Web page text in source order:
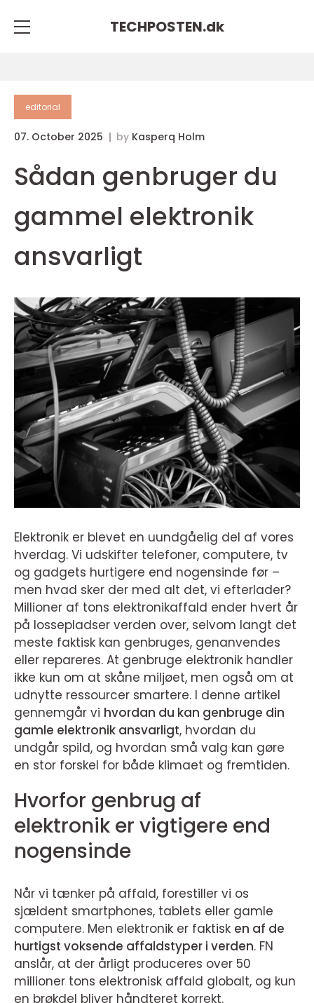
TECHPOSTEN.dk
editorial
07. October 2025 by Kasperq Holm
Sådan genbruger du
gammel elektronik
ansvarligt
Elektronik er blevet en uundgåelig del af vores
hverdag. Vi udskifter telefoner, computere, tv
og gadgets hurtigere end nogensinde før –
men hvad sker der med alt det, vi efterlader?
Millioner af tons elektronikaffald ender hvert år
på lossepladser verden over, selvom langt det
meste faktisk kan genbruges, genanvendes
eller repareres. At genbruge elektronik handler
ikke kun om at skåne miljøet, men også om at
udnytte ressourcer smartere. I denne artikel
gennemgår vi hvordan du kan genbruge din
gamle elektronik ansvarligt, hvordan du
undgår spild, og hvordan små valg kan gøre
en stor forskel for både klimaet og fremtiden.
Hvorfor genbrug af
elektronik er vigtigere end
nogensinde
Når vi tænker på affald, forestiller vi os
sjældent smartphones, tablets eller gamle
computere. Men elektronik er faktisk en af de
hurtigst voksende affaldstyper i verden. FN
anslår, at der årligt produceres over 50
millioner tons elektronisk affald globalt, og kun
en brøkdel bliver håndteret korrekt.